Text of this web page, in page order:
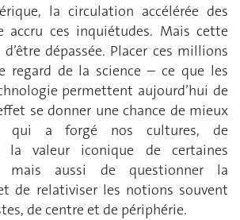
la circulation accélérée des
accru ces inquiétudes. Mais cette
dépassée. Placer ces millions
regard de la science – ce que les
permettent aujourd’hui de
se donner une chance de mieux
qui a forgé nos cultures, de
la valeur iconique de certaines
mais aussi de questionner la
de relativiser les notions souvent
de centre et de périphérie.